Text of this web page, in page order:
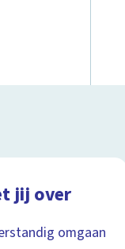
jij over
omgaan